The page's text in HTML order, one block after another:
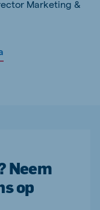
Marketing &
Neem
op